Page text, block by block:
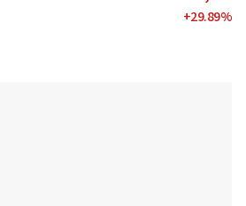
+29.89%